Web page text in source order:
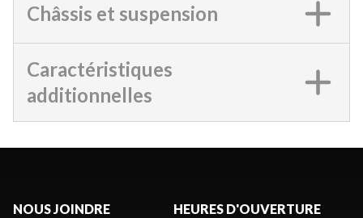
Châssis et suspension
Caractéristiques
additionnelles
NOUS JOINDRE HEURES D'OUVERTURE